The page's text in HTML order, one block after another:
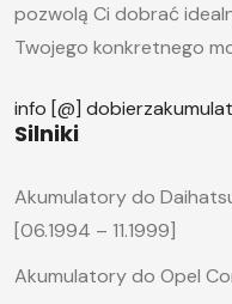
pozwolą Ci dobrać
Twojego konkretnego
info [@]
Silniki
Akumulatory do Daihatsu
[06.1994 – 11.1999]
Akumulatory do Opel